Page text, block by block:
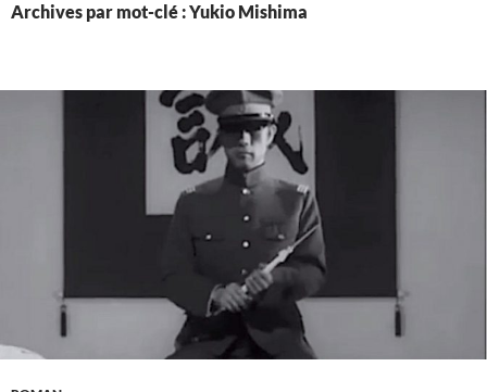
Archives par mot-clé : Yukio Mishima